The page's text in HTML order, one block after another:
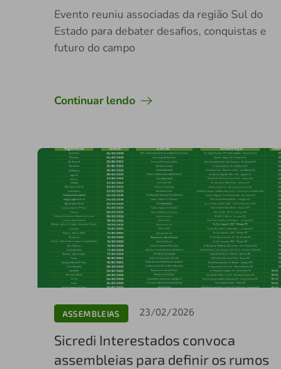
Evento reuniu associadas da região Sul do
Estado para debater desafios, conquistas e
futuro do campo
Continuar lendo
ASSEMBLEIAS 23/02/2026
Sicredi Interestados convoca
assembleias para definir os rumos